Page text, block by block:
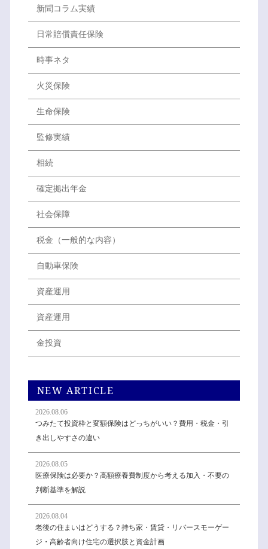
新聞コラム実績
日常賠償責任保険
時事ネタ
火災保険
生命保険
監修実績
相続
確定拠出年金
社会保障
税金（一般的な内容）
自動車保険
資産運用
資産運用
金投資
NEW ARTICLE
2026.08.06
つみたて投資枠と変額保険はどっちがいい？費用・税金・引
き出しやすさの違い
2026.08.05
医療保険は必要か？高額療養費制度から考える加入・不要の
判断基準を解説
2026.08.04
老後の住まいはどうする？持ち家・賃貸・リバースモーゲー
ジ・高齢者向け住宅の選択肢と資金計画